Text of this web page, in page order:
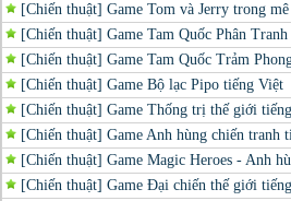
[Chiến thuật] Game Tom và Jerry trong
[Chiến thuật] Game Tam Quốc Phân
[Chiến thuật] Game Tam Quốc Trảm
[Chiến thuật] Game Bộ lạc Pipo tiếng Việt
[Chiến thuật] Game Thống trị thế giới
[Chiến thuật] Game Anh hùng chiến tranh
[Chiến thuật] Game Magic Heroes - Anh
[Chiến thuật] Game Đại chiến thế giới